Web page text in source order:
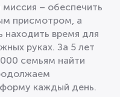
– обеспечить
присмотром, а
время для
руках. За 5 лет
семьям найти
каждый день.